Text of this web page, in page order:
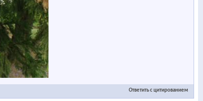
Ответить с цитированием